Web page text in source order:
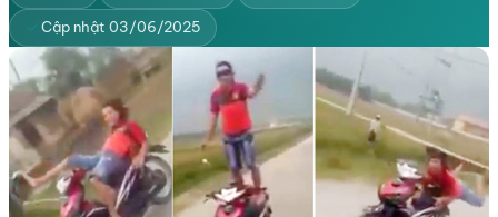
Cập nhật 03/06/2025